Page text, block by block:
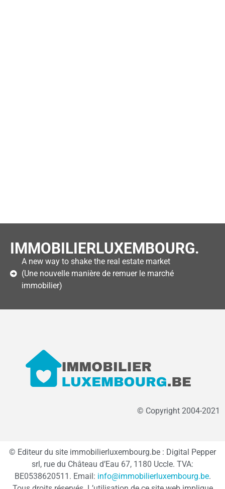
IMMOBILIERLUXEMBOURG.
A new way to shake the real estate market
(Une nouvelle manière de remuer le marché
immobilier)
© Copyright 2004-2021
© Editeur du site immobilierluxembourg.be : Digital Pepper
srl, rue du Château d’Eau 67, 1180 Uccle. TVA:
BE0538620511. Email: info@immobilierluxembourg.be.